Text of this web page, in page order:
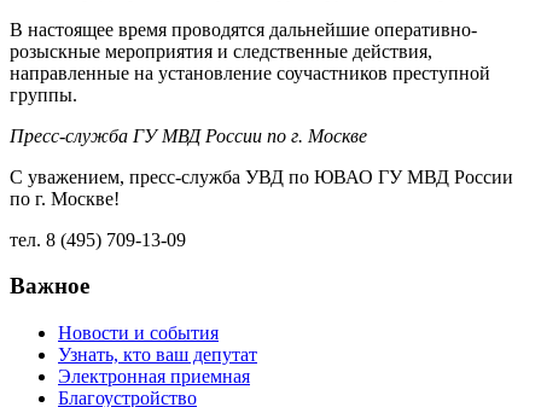
В настоящее время проводятся дальнейшие оперативно-
розыскные мероприятия и следственные действия,
направленные на установление соучастников преступной
группы.
Пресс-служба ГУ МВД России по г. Москве
С уважением, пресс-служба УВД по ЮВАО ГУ МВД России
по г. Москве!
тел. 8 (495) 709-13-09
Важное
Новости и события
Узнать, кто ваш депутат
Электронная приемная
Благоустройство